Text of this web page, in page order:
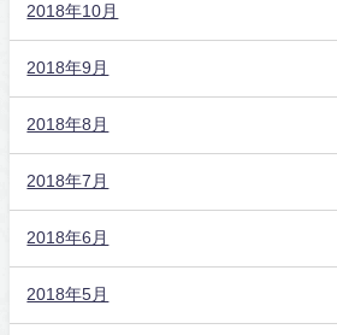
2018年10月
2018年9月
2018年8月
2018年7月
2018年6月
2018年5月